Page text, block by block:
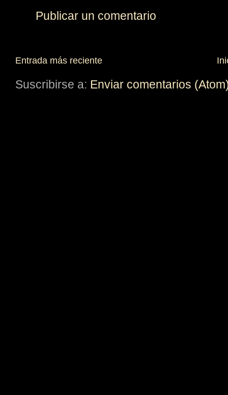
Publicar un comentario
Entrada más reciente
Suscribirse a: Enviar comentarios